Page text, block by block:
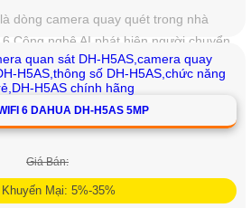
dòng camera quay quét trong nhà
Công nghệ AI phát hiện người chuyển
đàm thoại hai chiều, hồng ngoại
thẻ nhớ MicroSD 256GB ONVIF và
DMSS
6 DAHUA DH-H5AS 5MP
Giá Bán:
Mại: 5%-35%